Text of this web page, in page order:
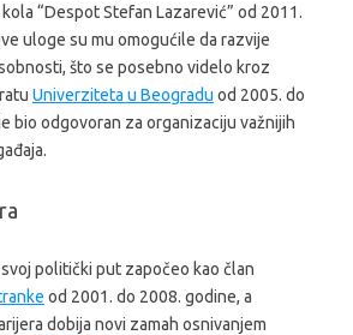
“Despot Stefan Lazarević” od 2011.
uloge su mu omogućile da razvije
što se posebno videlo kroz
Univerziteta u Beogradu od 2005. do
bio odgovoran za organizaciju važnijih
politički put započeo kao član
od 2001. do 2008. godine, a
dobija novi zamah osnivanjem